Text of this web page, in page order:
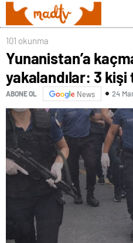
101 okunma
Yunanistan’a
yakalandılar: 3 kişi
ABONE OL News 24